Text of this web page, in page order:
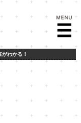
わかる！